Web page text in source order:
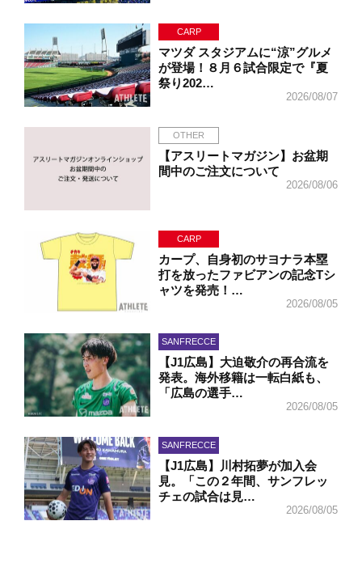
CARP
マツダ スタジアムに“涼”グルメ
が登場！８月６試合限定で『夏
祭り202…
2026/08/07
OTHER
【アスリートマガジン】お盆期
間中のご注文について
2026/08/06
CARP
カープ、自身初のサヨナラ本塁
打を放ったファビアンの記念Tシ
ャツを発売！…
2026/08/05
SANFRECCE
【J1広島】大迫敬介の再合流を
発表。海外移籍は一転白紙も、
「広島の選手…
2026/08/05
SANFRECCE
【J1広島】川村拓夢が加入会
見。「この２年間、サンフレッ
チェの試合は見…
2026/08/05